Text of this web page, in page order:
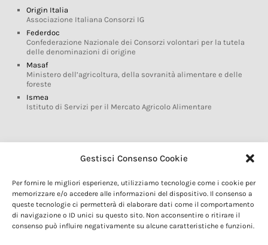
Gestisci Consenso Cookie
Per fornire le migliori esperienze, utilizziamo tecnologie come i cookie per
memorizzare e/o accedere alle informazioni del dispositivo. Il consenso a
queste tecnologie ci permetterà di elaborare dati come il comportamento
di navigazione o ID unici su questo sito. Non acconsentire o ritirare il
consenso può influire negativamente su alcune caratteristiche e funzioni.
Origin Italia
Associazione Italiana Consorzi IG
Federdoc
Confederazione Nazionale dei Consorzi volontari per la tutela
delle denominazioni di origine
Masaf
Ministero dell’agricoltura, della sovranità alimentare e delle
foreste
Ismea
Istituto di Servizi per il Mercato Agricolo Alimentare
Glossario DOP IGP
Marchi DOP IGP
Normativa prodotti DOP IGP
Consorzi di Tutela
Farm To Fork e prodotti DOP IGP